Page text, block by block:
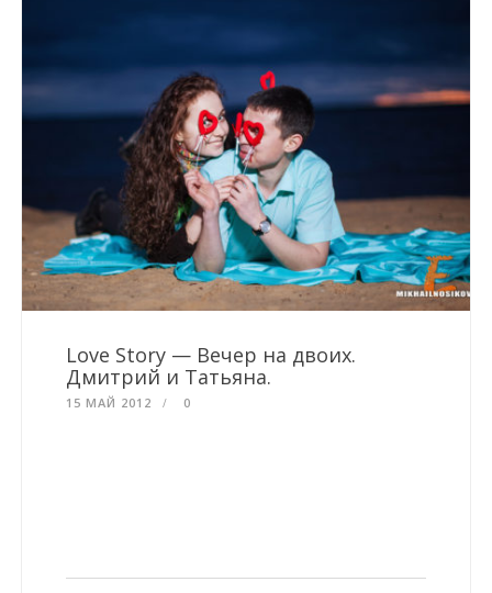
Love Story — Вечер на двоих.
Дмитрий и Татьяна.
15 МАЙ 2012 0